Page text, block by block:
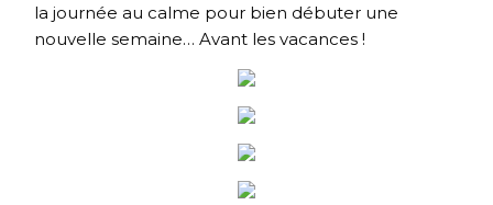
la journée au calme pour bien débuter une
nouvelle semaine… Avant les vacances !